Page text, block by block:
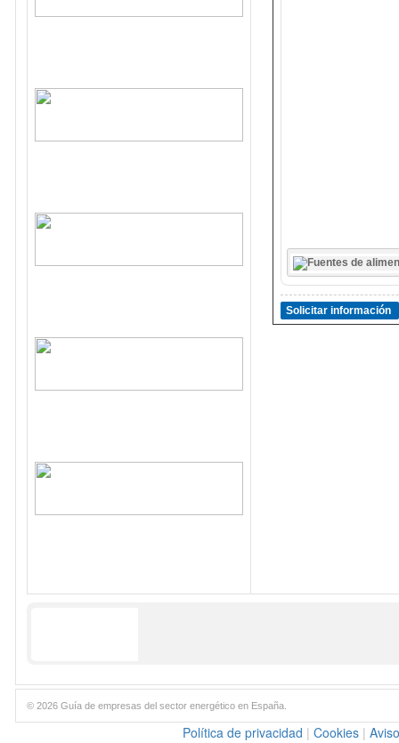
Solicitar información
© 2026 Guía de empresas del sector energético en España.
Política de privacidad | Cookies |